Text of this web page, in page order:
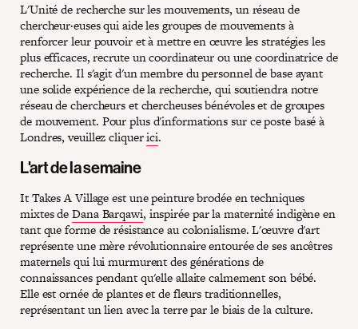
L'Unité de recherche sur les mouvements, un réseau de
chercheur·euses qui aide les groupes de mouvements à
renforcer leur pouvoir et à mettre en œuvre les stratégies les
plus efficaces, recrute un coordinateur ou une coordinatrice de
recherche. Il s'agit d'un membre du personnel de base ayant
une solide expérience de la recherche, qui soutiendra notre
réseau de chercheurs et chercheuses bénévoles et de groupes
de mouvement. Pour plus d'informations sur ce poste basé à
Londres, veuillez cliquerici.
L'art de la semaine
It Takes A Village est une peinture brodée en techniques
mixtes deDana Barqawi, inspirée par la maternité indigène en
tant que forme de résistance au colonialisme. L'œuvre d'art
représente une mère révolutionnaire entourée de ses ancêtres
maternels qui lui murmurent des générations de
connaissances pendant qu'elle allaite calmement son bébé.
Elle est ornée de plantes et de fleurs traditionnelles,
représentant un lien avec la terre par le biais de la culture.